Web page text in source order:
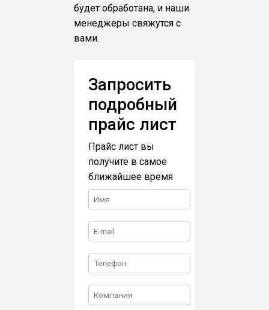
будет обработана, и наши
менеджеры свяжутся с
вами.
Запросить
подробный
прайс лист
Прайс лист вы
получите в самое
ближайшее время